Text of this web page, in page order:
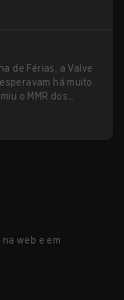
de Férias, a Valve
há muito
o MMR dos
na web e em